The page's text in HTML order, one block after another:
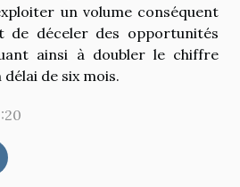
un volume conséquent
de déceler des opportunités
ainsi à doubler le chiffre
de six mois.